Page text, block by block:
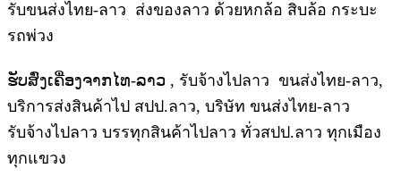
รับขนส่งไทย-ลาว ส่งของลาว ด้วยหกล้อ สิบล้อ กระบะ
รถพ่วง
ຮັບສົ່ງເຄື່ອງຈາກໄທ-ລາວ , รับจ้างไปลาว ขนส่งไทย-ลาว,
บริการส่งสินค้าไป สปป.ลาว, บริษัท ขนส่งไทย-ลาว
รับจ้างไปลาว บรรทุกสินค้าไปลาว ทั่วสปป.ลาว ทุกเมือง
ทุกแขวง